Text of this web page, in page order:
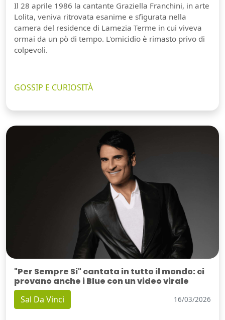
Il 28 aprile 1986 la cantante Graziella Franchini, in arte
Lolita, veniva ritrovata esanime e sfigurata nella
camera del residence di Lamezia Terme in cui viveva
ormai da un pò di tempo. L'omicidio è rimasto privo di
colpevoli.
GOSSIP E CURIOSITÀ
"Per Sempre Si" cantata in tutto il mondo: ci
provano anche i Blue con un video virale
Sal Da Vinci 16/03/2026